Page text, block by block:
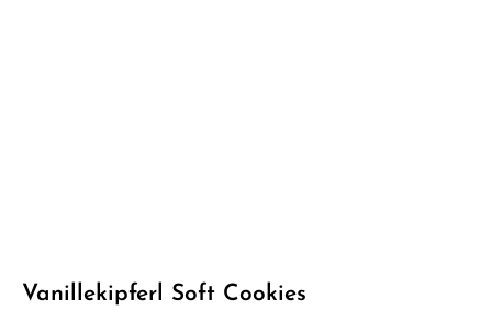
Vanillekipferl Soft Cookies